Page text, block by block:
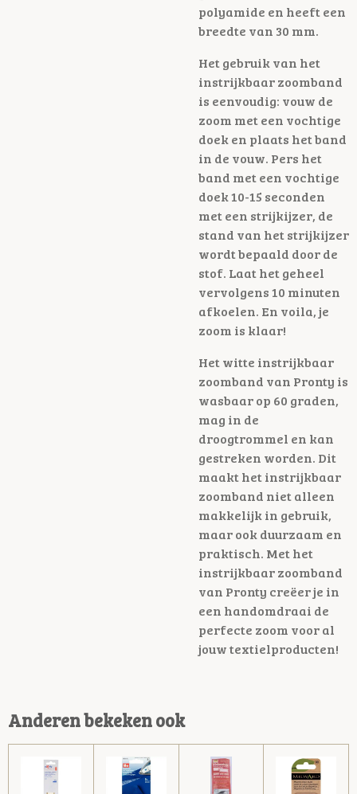
polyamide en heeft een
breedte van 30 mm.
Het gebruik van het
instrijkbaar zoomband
is eenvoudig: vouw de
zoom met een vochtige
doek en plaats het band
in de vouw. Pers het
band met een vochtige
doek 10-15 seconden
met een strijkijzer, de
stand van het strijkijzer
wordt bepaald door de
stof. Laat het geheel
vervolgens 10 minuten
afkoelen. En voila, je
zoom is klaar!
Het witte instrijkbaar
zoomband van Pronty is
wasbaar op 60 graden,
mag in de
droogtrommel en kan
gestreken worden. Dit
maakt het instrijkbaar
zoomband niet alleen
makkelijk in gebruik,
maar ook duurzaam en
praktisch. Met het
instrijkbaar zoomband
van Pronty creëer je in
een handomdraai de
perfecte zoom voor al
jouw textielproducten!
Anderen bekeken ook